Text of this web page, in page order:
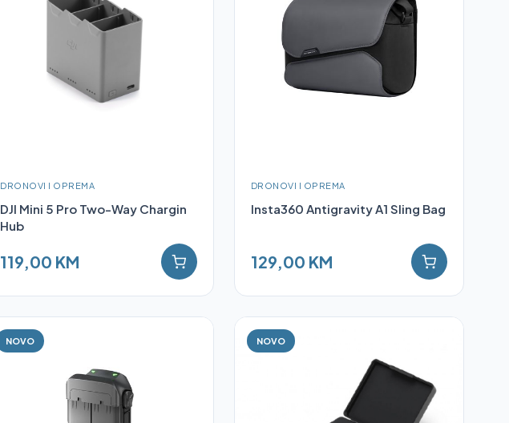
DRONOVI I OPREMA
DJI Mini 5 Pro Two-Way Chargin
Hub
119,00 KM
DRONOVI I OPREMA
Insta360 Antigravity A1 Sling Bag
129,00 KM
NOVO NOVO